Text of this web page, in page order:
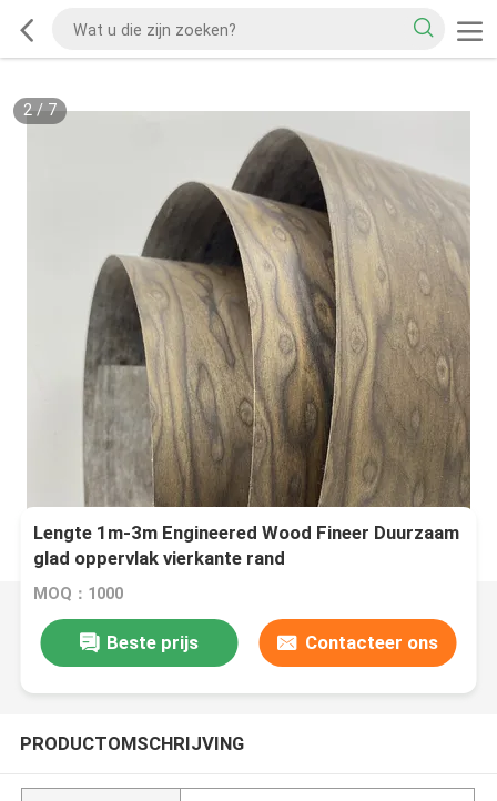
2/ 7
Lengte 1m-3m Engineered Wood Fineer Duurzaam
glad oppervlak vierkante rand
MOQ：1000
Beste prijs Contacteer ons
PRODUCTOMSCHRIJVING